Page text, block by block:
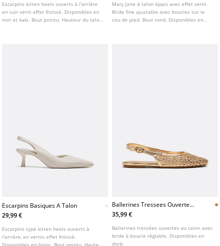
Escarpins kitten heels ouverts à l'arrière
en cuir verni effet froissé. Disponibles en
noir et kaki. Bout pointu. Hauteur du talon
Mary Jane à talon épais avec effet verni.
Bride fine ajustable avec boucles sur le
cou de pied. Bout rond. Disponibles en
Escarpins Basiques A Talon
29,99 €
Escarpins type kitten heels ouverts à
l'arrière, en vernis effet froissé.
Disponibles en blanc. Bout pointu. Hauteur
Ballerines Tressees Ouvertes
Au Talon
35,99 €
Ballerines tressées ouvertes au talon avec
bride à boucle réglable. Disponibles en
doré.